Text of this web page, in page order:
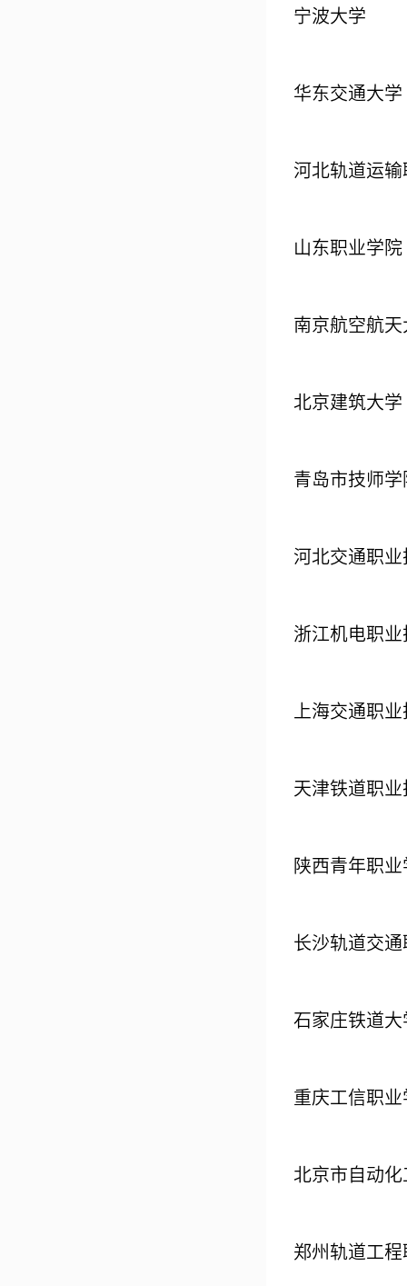
宁波大学
华东交通大学
河北轨道运
山东职业学院
南京航空航天
北京建筑大学
青岛市技师学
河北交通职
浙江机电职
上海交通职
天津铁道职
陕西青年职
长沙轨道交
石家庄铁道大
重庆工信职业
北京市自动
郑州轨道工